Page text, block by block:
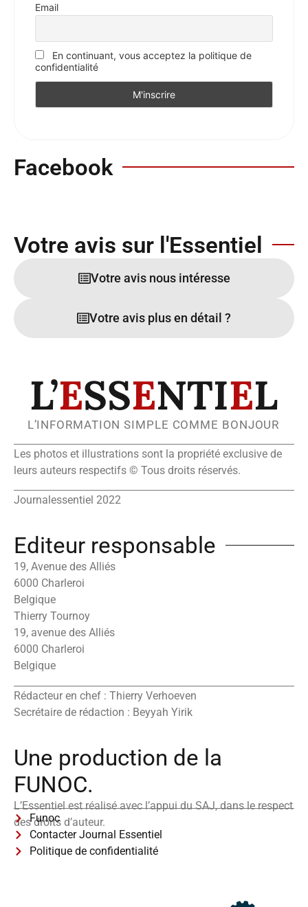
Email
En continuant, vous acceptez la politique de
confidentialité
Facebook
Votre avis sur l'Essentiel
Votre avis nous intéresse
Votre avis plus en détail ?
L’ESSENTIEL
L’INFORMATION SIMPLE COMME BONJOUR
Les photos et illustrations sont la propriété exclusive de
leurs auteurs respectifs © Tous droits réservés.
Journalessentiel 2022
Editeur responsable
19, Avenue des Alliés
6000 Charleroi
Belgique
Thierry Tournoy
19, avenue des Alliés
6000 Charleroi
Belgique
Rédacteur en chef : Thierry Verhoeven
Secrétaire de rédaction : Beyyah Yirik
Une production de la
FUNOC.
L’Essentiel est réalisé avec l’appui du SAJ, dans le respect
des droits d’auteur.
Funoc
Contacter Journal Essentiel
Politique de confidentialité